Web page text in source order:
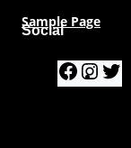
Sample Page
Social
F
a
n
w